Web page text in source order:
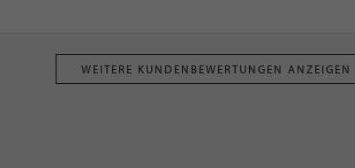
WEITERE KUNDENBEWERTUNGEN ANZEIGEN